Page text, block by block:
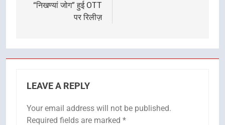
“निखण्यां जोग” हुई OTT
पर रिलीज़
LEAVE A REPLY
Your email address will not be published.
Required fields are marked *